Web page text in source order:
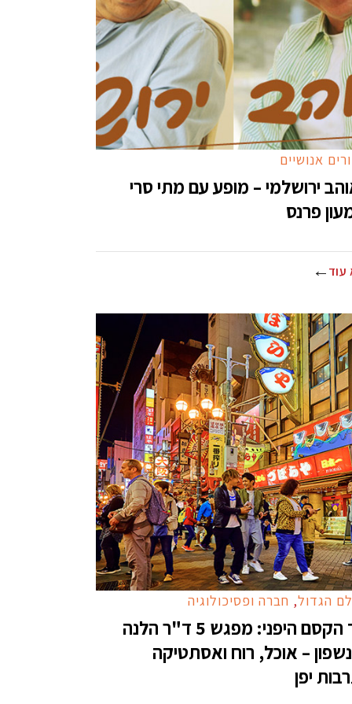
אנושיים
ירושלמי – מופע עם מתי סרי
פרנס
עוד
הגדול, חברה ופסיכולוגיה
סוד הקסם היפני: מפגש 5 ד"ר הלנה
– אוכל, רוח ואסתטיקה
יפן